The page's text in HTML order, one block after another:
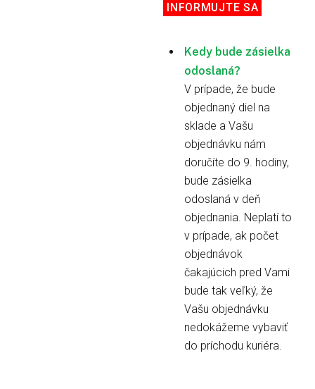
INFORMUJTE SA
Kedy bude zásielka
odoslaná?
V prípade, že bude
objednaný diel na
sklade a Vašu
objednávku nám
doručíte do 9. hodiny,
bude zásielka
odoslaná v deň
objednania. Neplatí to
v prípade, ak počet
objednávok
čakajúcich pred Vami
bude tak veľký, že
Vašu objednávku
nedokážeme vybaviť
do príchodu kuriéra.